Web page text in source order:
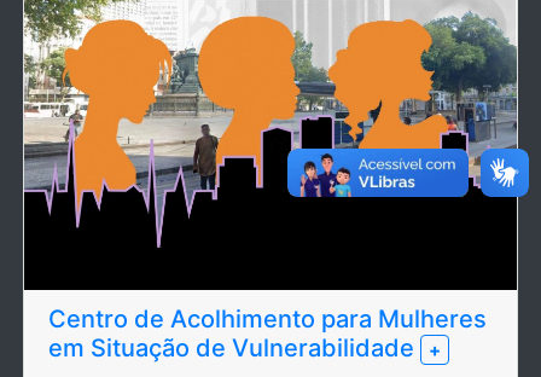
Centro de Acolhimento para Mulheres
em Situação de Vulnerabilidade
+